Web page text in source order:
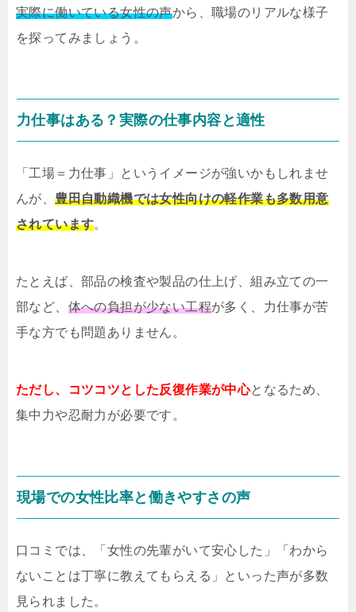
実際に働いている女性の声から、職場のリアルな様子
を探ってみましょう。
力仕事はある？実際の仕事内容と適性
「工場＝力仕事」というイメージが強いかもしれませ
んが、豊田自動織機では女性向けの軽作業も多数用意
されています。
たとえば、部品の検査や製品の仕上げ、組み立ての一
部など、 体への負担が少ない工程が多く、力仕事が苦
手な方でも問題ありません。
ただし、コツコツとした反復作業が中心となるため、
集中力や忍耐力が必要です。
現場での女性比率と働きやすさの声
口コミでは、「女性の先輩がいて安心した」「わから
ないことは丁寧に教えてもらえる」といった声が多数
見られました。